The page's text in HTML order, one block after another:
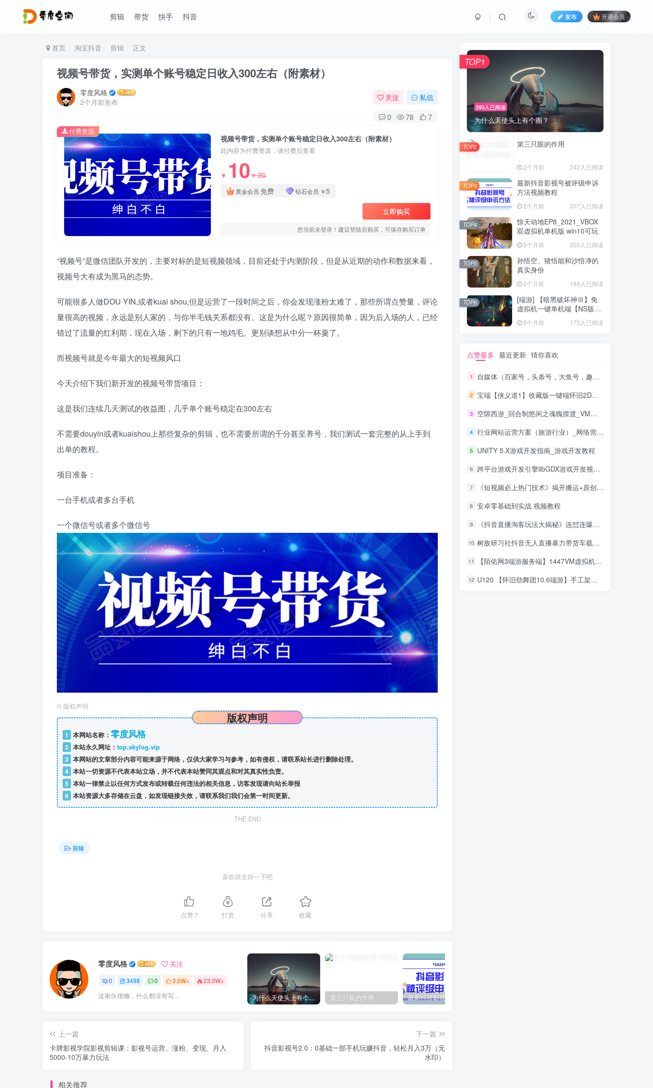
剪辑 带货 快手 抖音 发布 开通会员
首页 淘宝抖音 剪辑 正文
视频号带货，实测单个账号稳定日收入300左右（附素材）
零度风格
2个月前发布
关注 私信
0 78 7
视频号带货，实测单个账号稳定日收入300左右（附素材）
此内容为付费资源，请付费后查看
￥ 10￥20
黄金会员 免费 钻石会员 ￥5
立即购买
您当前未登录！建议登陆后购买，可保存购买订单
付费资源
“视频号”是微信团队开发的，主要对标的是短视频领域，目前还处于内测阶段，但是从近期的动作和数据来看，
视频号大有成为黑马的态势。
可能很多人做DOU YIN,或者kuai shou,但是运营了一段时间之后，你会发现涨粉太难了，那些所谓点赞量，评论
量很高的视频，永远是别人家的，与你半毛钱关系都没有。这是为什么呢？原因很简单，因为后入场的人，已经
错过了流量的红利期，现在入场，剩下的只有一地鸡毛。更别谈想从中分一杯羹了。
而视频号就是今年最大的短视频风口
今天介绍下我们新开发的视频号带货项目：
这是我们连续几天测试的收益图，几乎单个账号稳定在300左右
不需要douyin或者kuaishou上那些复杂的剪辑，也不需要所谓的千分甚至养号，我们测试一套完整的从上手到
出单的教程。
项目准备：
一台手机或者多台手机
一个微信号或者多个微信号
© 版权声明
版权声明
1 本网站名称： 零度风格
2 本站永久网址： top.skylog.vip
3 本网站的文章部分内容可能来源于网络，仅供大家学习与参考，如有侵权，请联系站长进行删除处理。
4 本站一切资源不代表本站立场，并不代表本站赞同其观点和对其真实性负责。
5 本站一律禁止以任何方式发布或转载任何违法的相关信息，访客发现请向站长举报
6 本站资源大多存储在云盘，如发现链接失效，请联系我们我们会第一时间更新。
THE END
剪辑
喜欢就支持一下吧
点赞7 打赏 分享 收藏
零度风格 关注
0 3498 0 3.5W+ 23.3W+
这家伙很懒，什么都没有写... 为什么天使头上有个圈？ 第三只眼的作用
上一篇
卡牌影视学院影视剪辑课：影视号运营、涨粉、变现、月入
5000-10万暴力玩法
下一篇
抖音影视号2.0：0基础一部手机玩赚抖音，轻松月入3万（无
水印）
相关推荐
293人已阅读
为什么天使头上有个圈？
TOP1
第三只眼的作用
2个月前 242人已阅读
TOP2
最新抖音影视号被评级申诉
方法视频教程
2个月前 207人已阅读
TOP3
惊天动地EP8_2021_VBOX
双虚拟机单机版 win10可玩
5个月前 203人已阅读
TOP4
孙悟空、猪悟能和沙悟净的
真实身份
2个月前 184人已阅读
TOP5
[端游] 【暗黑破坏神Ⅲ】免
虚拟机一键单机端【NS版
5个月前 173人已阅读
TOP6
点赞最多 最近更新 猜你喜欢
1 自媒体（百家号，头条号，大鱼号，趣头条）从0到1，新手号到收益，批量玩法！
2 宝端【侠义道1】收藏版一键端怀旧2D武侠PC电脑单机游戏 局域网联机
3 空隙西游_回合制悠闲之魂魄摆渡_VM镜像一键端+Linux进修手工端
4 行业网站运营方案（旅游行业）_网络营销教程
5 UNITY 5.X游戏开发指南_游戏开发教程
6 跨平台游戏开发引擎libGDX游戏开发视频_游戏开发教程
7 《短视频必上热门技术》揭开搬运+原创视频的爆品技巧，发一个热一个
8 安卓零基础到实战 视频教程
9 《抖音直播淘客玩法大揭秘》连怼连爆，高权重起号，圈内人必看
10 树敌‮习研‬社抖音无人直播暴力带货车载U盘必出单，单号单日产出300纯利润
11 【陌佑网3端游服务端】1447VM虚拟机镜像160级封神装14职业类型仙界全幅本单机游戏一键安装客户端
12 U120 【怀旧劲舞团10.6端游】手工架设怀旧劲舞团服务端带外网搭建教程[内附安装说明]